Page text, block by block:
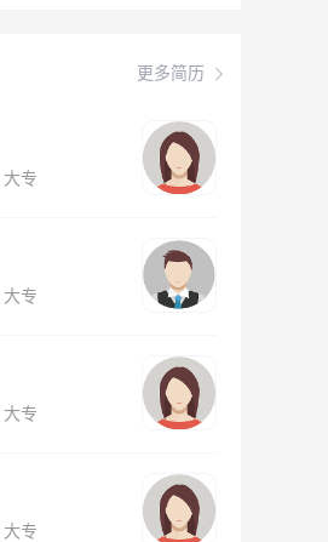
更多简历
大专
大专
大专
大专